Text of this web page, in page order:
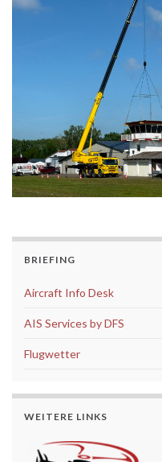
BRIEFING
Aircraft Info Desk
AIS Services by DFS
Flugwetter
WEITERE LINKS